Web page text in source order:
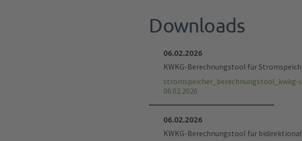
Downloads
06.02.2026
KWKG-Berechnungstool für
stromspeicher_berechnungstool_kwkg-
06.02.2026
06.02.2026
KWKG-Berechnungstool für